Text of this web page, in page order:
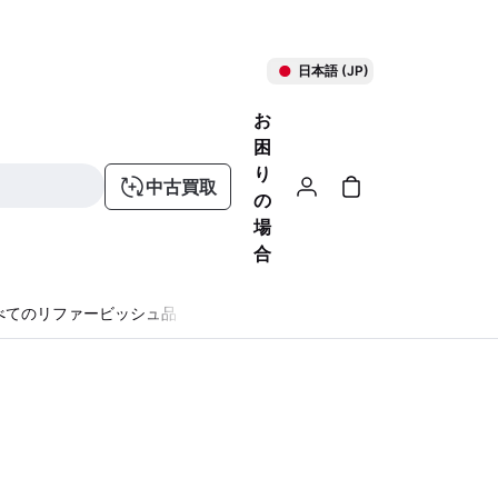
日本語 (JP)
中古買取
お
困
り
の
場
合
てのリファービッシュ品